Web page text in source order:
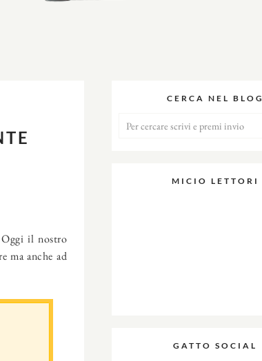
il nostro
ma anche ad
CERCA NEL BLOG
MICIO LETTORI
GATTO SOCIAL